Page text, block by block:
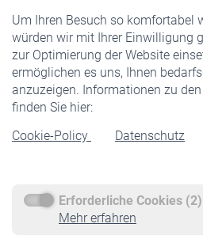
Um Ihren Besuch so komfortabel
würden wir mit Ihrer Einwilligung
zur Optimierung der Website
ermöglichen es uns, Ihnen
anzuzeigen. Informationen zu
finden Sie hier:
Cookie-Policy
Datenschutz
Erforderliche Cookies (2)
Mehr erfahren
Staatliche Förderung
Veranstaltungen
Rentner
Rentenbeginn
Rente beantragen
Service
Informationen